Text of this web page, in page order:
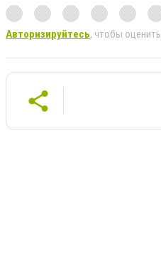
Авторизируйтесь, чтобы оценить